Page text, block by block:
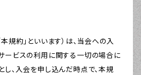
規約」といいます）は、当会への入
ービスの利用に関する一切の場合に
し、入会を申し込んだ時点で、本規